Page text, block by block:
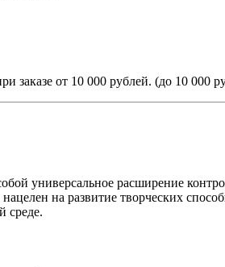
заказе от 10 000 рублей. (до 10 000
универсальное расширение
на развитие творческих
среде.